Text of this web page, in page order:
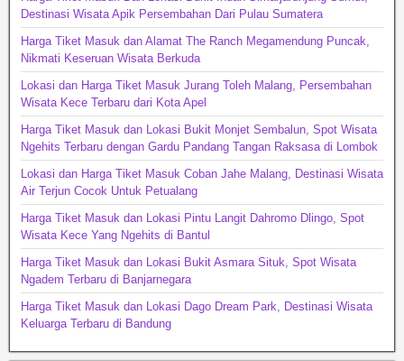
Destinasi Wisata Apik Persembahan Dari Pulau Sumatera
Harga Tiket Masuk dan Alamat The Ranch Megamendung Puncak,
Nikmati Keseruan Wisata Berkuda
Lokasi dan Harga Tiket Masuk Jurang Toleh Malang, Persembahan
Wisata Kece Terbaru dari Kota Apel
Harga Tiket Masuk dan Lokasi Bukit Monjet Sembalun, Spot Wisata
Ngehits Terbaru dengan Gardu Pandang Tangan Raksasa di Lombok
Lokasi dan Harga Tiket Masuk Coban Jahe Malang, Destinasi Wisata
Air Terjun Cocok Untuk Petualang
Harga Tiket Masuk dan Lokasi Pintu Langit Dahromo Dlingo, Spot
Wisata Kece Yang Ngehits di Bantul
Harga Tiket Masuk dan Lokasi Bukit Asmara Situk, Spot Wisata
Ngadem Terbaru di Banjarnegara
Harga Tiket Masuk dan Lokasi Dago Dream Park, Destinasi Wisata
Keluarga Terbaru di Bandung